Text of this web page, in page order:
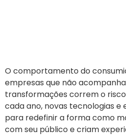
O comportamento do
empresas que não
transformações correm o
cada ano, novas tecnologias e
para redefinir a forma como
com seu público e criam